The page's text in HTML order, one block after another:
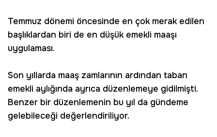
Temmuz dönemi öncesinde en çok merak edilen
başlıklardan biri de en düşük emekli maaşı
uygulaması.
Son yıllarda maaş zamlarının ardından taban
emekli aylığında ayrıca düzenlemeye gidilmişti.
Benzer bir düzenlemenin bu yıl da gündeme
gelebileceği değerlendiriliyor.